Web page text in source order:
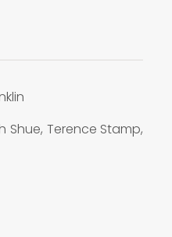
Shue, Terence Stamp,